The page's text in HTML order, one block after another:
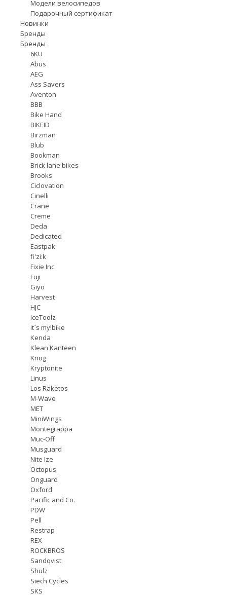
Модели велосипедов
Подарочный сертификат
Новинки
Бренды
Бренды
6KU
Abus
AEG
Ass Savers
Aventon
BBB
Bike Hand
BIKEID
Birzman
Blub
Bookman
Brick lane bikes
Brooks
Ciclovation
Cinelli
Crane
Creme
Deda
Dedicated
Eastpak
fi'zi:k
Fixie Inc.
Fuji
Giyo
Harvest
HJC
IceToolz
it`s my!bike
Kenda
Klean Kanteen
Knog
Kryptonite
Linus
Los Raketos
M-Wave
MET
MiniWings
Montegrappa
Muc-Off
Musguard
Nite Ize
Octopus
Onguard
Oxford
Pacific and Co.
PDW
Pell
Restrap
REX
ROCKBROS
Sandqvist
Shulz
Siech Cycles
SKS